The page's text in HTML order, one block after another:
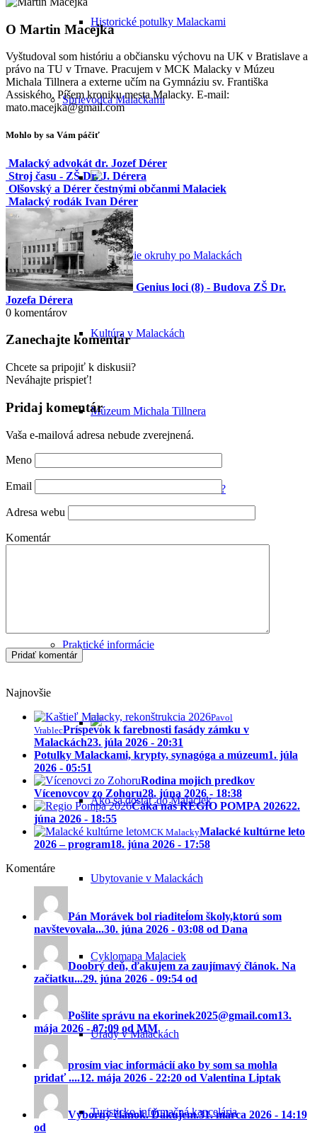
Historické potulky Malackami
Sprievodca Malackami
Poznávacie okruhy po Malackách
Kultúra v Malackách
Múzeum Michala Tillnera
Dorozumiete sa v Malackách?
Praktické informácie
Ako sa dostať do Malaciek
Ubytovanie v Malackách
Cyklomapa Malaciek
Úrady v Malackách
Turisticko-informačná kancelária
O Martin Macejka
Vyštudoval som históriu a občiansku výchovu na UK v Bratislave a
právo na TU v Trnave. Pracujem v MCK Malacky v Múzeu
Michala Tillnera a externe učím na Gymnáziu sv. Františka
Assiského. Píšem kroniku mesta Malacky. E-mail:
mato.macejka@gmail.com
Mohlo by sa Vám páčiť
Malacký advokát dr. Jozef Dérer
Stroj času - ZŠ Dr. J. Dérera
Olšovský a Dérer čestnými občanmi Malaciek
Malacký rodák Ivan Dérer
Genius loci (8) - Budova ZŠ Dr.
Jozefa Dérera
0 komentárov
Zanechajte komentár
Chcete sa pripojiť k diskusii?
Neváhajte prispieť!
Pridaj komentár
Vaša e-mailová adresa nebude zverejnená.
Meno
Email
Adresa webu
Komentár
Najnovšie
Pavol
VrablecPríspevok k farebnosti fasády zámku v
Malackách23. júla 2026 - 20:31
Potulky Malackami, krypty, synagóga a múzeum1. júla
2026 - 05:51
Rodina mojich predkov
Vícenovcov zo Zohoru28. júna 2026 - 18:38
Čaká nás REGIO POMPA 202622.
júna 2026 - 18:55
MCK MalackyMalacké kultúrne leto
2026 – program18. júna 2026 - 17:58
Komentáre
Pán Morávek bol riaditeĺom školy,ktorú som
navštevovala...30. júna 2026 - 03:08 od Dana
Doobrý deň, ďakujem za zaujímavý článok. Na
začiatku...29. júna 2026 - 09:54 od
Pošlite správu na ekorinek2025@gmail.com13.
mája 2026 - 07:09 od MM
prosím viac informácií ako by som sa mohla
pridať ....12. mája 2026 - 22:20 od Valentina Liptak
Výborný článok. Ďakujem.31. marca 2026 - 14:19
od